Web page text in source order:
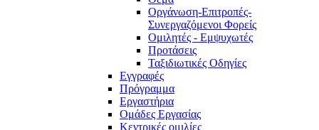
Οργάνωση-Επιτροπές-
Συνεργαζόμενοι Φορείς
Ομιλητές - Εμψυχωτές
Προτάσεις
Ταξιδιωτικές Οδηγίες
Εγγραφές
Πρόγραμμα
Εργαστήρια
Ομάδες Εργασίας
Κεντρικές ομιλίες